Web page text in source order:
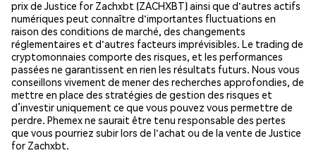
prix de Justice for Zachxbt (ZACHXBT) ainsi que d'autres actifs
numériques peut connaître d'importantes fluctuations en
raison des conditions de marché, des changements
réglementaires et d'autres facteurs imprévisibles. Le trading de
cryptomonnaies comporte des risques, et les performances
passées ne garantissent en rien les résultats futurs. Nous vous
conseillons vivement de mener des recherches approfondies, de
mettre en place des stratégies de gestion des risques et
d’investir uniquement ce que vous pouvez vous permettre de
perdre. Phemex ne saurait être tenu responsable des pertes
que vous pourriez subir lors de l'achat ou de la vente de Justice
for Zachxbt.